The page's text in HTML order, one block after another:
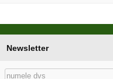
Newsletter